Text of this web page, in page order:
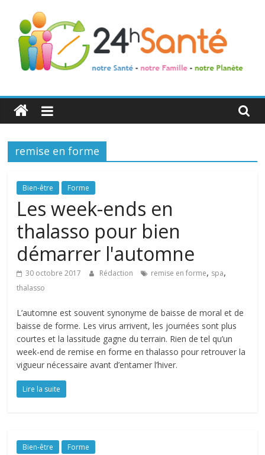
24h
Santé
La
de
toute
famille
remise en forme
Bien-être Forme
Les week-ends en
thalasso pour bien
démarrer l'automne
30 octobre 2017 Rédaction remise en forme, spa,
thalasso
L’automne est souvent synonyme de baisse de moral et de
baisse de forme. Les virus arrivent, les journées sont plus
courtes et la lassitude gagne du terrain. Rien de tel qu’un
week-end de remise en forme en thalasso pour retrouver la
vigueur nécessaire avant d’entamer l’hiver.
Lire la suite
Bien-être Forme